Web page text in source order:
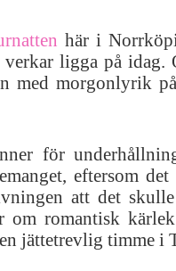
här i
verkar ligga på idag.
med morgonlyrik
för
eftersom det
att det
om romantisk
jättetrevlig timme i